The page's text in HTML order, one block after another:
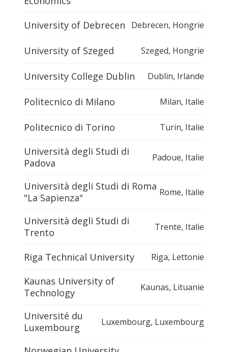
University of Debrecen Debrecen, Hongrie
University of Szeged Szeged, Hongrie
University College Dublin Dublin, Irlande
Politecnico di Milano Milan, Italie
Politecnico di Torino Turin, Italie
Università degli Studi di
Padova
Padoue, Italie
Università degli Studi di Roma
"La Sapienza"
Rome, Italie
Università degli Studi di
Trento
Trente, Italie
Riga Technical University Riga, Lettonie
Kaunas University of
Technology
Kaunas, Lituanie
Université du
Luxembourg
Luxembourg, Luxembourg